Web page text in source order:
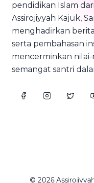
pendidikan Islam
Assirojiyyah Kajuk,
menghadirkan
serta pembahasan
mencerminkan nilai-
semangat santri
© 2026